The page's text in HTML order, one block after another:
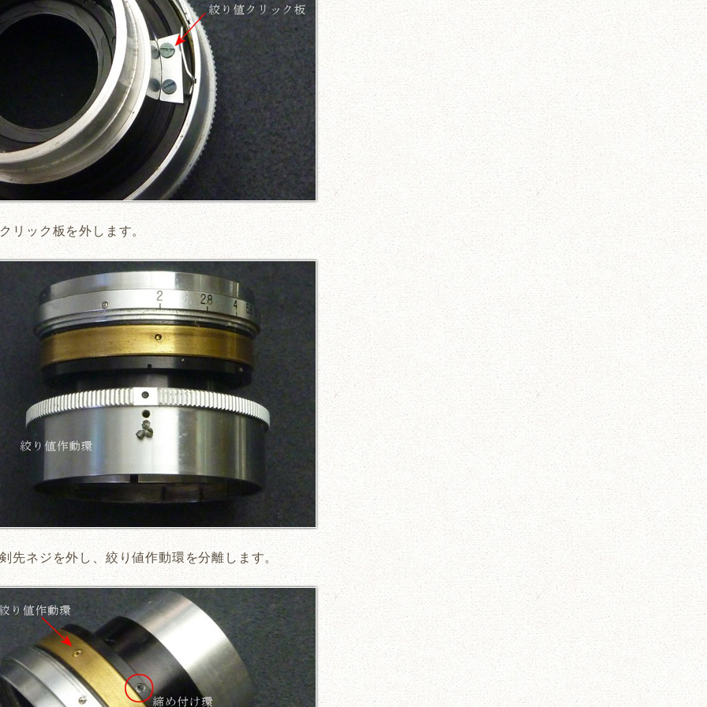
リック板を外します。
先ネジを外し、絞り値作動環を分離します。